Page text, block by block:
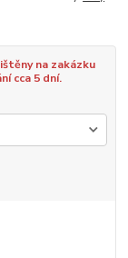
na zakázku
cca 5 dní.